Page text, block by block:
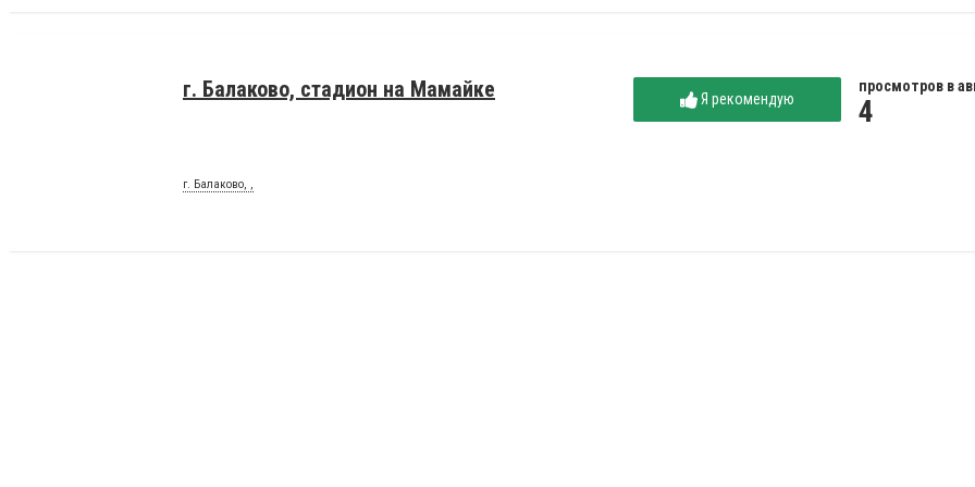
г. Балаково, стадион на Мамайке
г. Балаково, ,
Я рекомендую
просмотров в
4